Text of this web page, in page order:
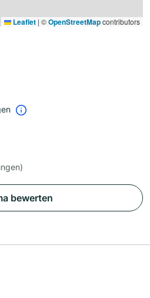
Leaflet | ©OpenStreetMapcontributors
bewerten